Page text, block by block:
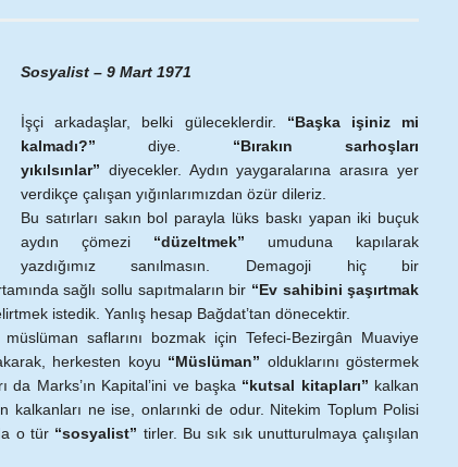
Sosyalist – 9 Mart 1971
İşçi arkadaşlar, belki güleceklerdir. “Başka işiniz mi
kalmadı?” diye. “Bırakın sarhoşları
yıkılsınlar” diyecekler. Aydın yaygaralarına arasıra yer
verdikçe çalışan yığınlarımızdan özür dileriz.
Bu satırları sakın bol parayla lüks baskı yapan iki buçuk
aydın çömezi “düzeltmek” umuduna kapılarak
yazdığımız sanılmasın. Demagoji hiç bir
sağlı sollu sapıtmaların bir “Ev sahibini şaşırtmak
istedik. Yanlış hesap Bağdat’tan dönecektir.
saflarını bozmak için Tefeci-Bezirgân Muaviye
herkesten koyu “Müslüman” olduklarını göstermek
da Marks’ın Kapital’ini ve başka “kutsal kitapları” kalkan
kalkanları ne ise, onlarınki de odur. Nitekim Toplum Polisi
o tür “sosyalist” tirler. Bu sık sık unutturulmaya çalışılan